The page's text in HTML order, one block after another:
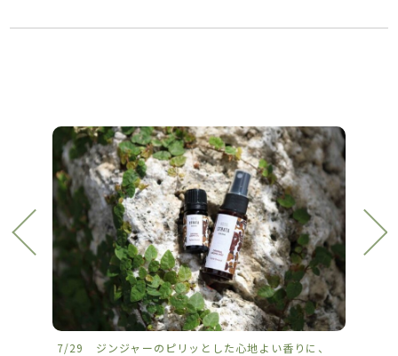
7/29 ジンジャーのピリッとした心地よい香りに、